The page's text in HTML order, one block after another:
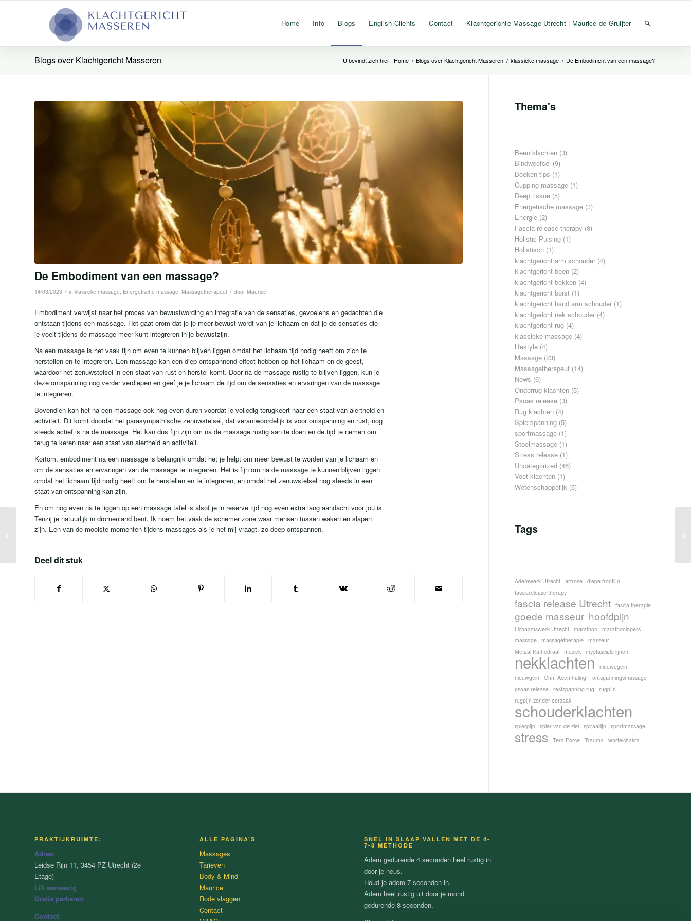
Home Info Blogs English Clients Contact Klachtgerichte Massage Utrecht | Maurice de Gruijter
Blogs over Klachtgericht Masseren U bevindt zich hier: Home / Blogs over Klachtgericht Masseren / klassieke massage / De Embodiment van een massage?
De Embodiment van een massage?
14/03/2023 / in klassieke massage Energetische massage Massagetherapeut / door Maurice
Embodiment verwijst naar het proces van bewustwording en integratie van de sensaties, gevoelens en gedachten die
ontstaan tijdens een massage. Het gaat erom dat je je meer bewust wordt van je lichaam en dat je de sensaties die
je voelt tijdens de massage meer kunt integreren in je bewustzijn.
Na een massage is het vaak fijn om even te kunnen blijven liggen omdat het lichaam tijd nodig heeft om zich te
herstellen en te integreren. Een massage kan een diep ontspannend effect hebben op het lichaam en de geest,
waardoor het zenuwstelsel in een staat van rust en herstel komt. Door na de massage rustig te blijven liggen, kun je
deze ontspanning nog verder verdiepen en geef je je lichaam de tijd om de sensaties en ervaringen van de massage
te integreren.
Bovendien kan het na een massage ook nog even duren voordat je volledig terugkeert naar een staat van alertheid en
activiteit. Dit komt doordat het parasympathische zenuwstelsel, dat verantwoordelijk is voor ontspanning en rust, nog
steeds actief is na de massage. Het kan dus fijn zijn om na de massage rustig aan te doen en de tijd te nemen om
terug te keren naar een staat van alertheid en activiteit.
Kortom, embodiment na een massage is belangrijk omdat het je helpt om meer bewust te worden van je lichaam en
om de sensaties en ervaringen van de massage te integreren. Het is fijn om na de massage te kunnen blijven liggen
omdat het lichaam tijd nodig heeft om te herstellen en te integreren, en omdat het zenuwstelsel nog steeds in een
staat van ontspanning kan zijn.
En om nog even na te liggen op een massage tafel is alsof je in reserve tijd nog even extra lang aandacht voor jou is.
Tenzij je natuurlijk in dromenland bent, Ik noem het vaak de schemer zone waar mensen tussen waken en slapen
zijn. Een van de mooiste momenten tijdens massages als je het mij vraagt. zo deep ontspannen.
Deel dit stuk
Thema's
Been klachten (3)
Bindweefsel (9)
Boeken tips (1)
Cupping massage (1)
Deep tissue (5)
Energetische massage (3)
Energie (2)
Fascia release therapy (8)
Holistic Pulsing (1)
Holistisch (1)
klachtgericht arm schouder (4)
klachtgericht been (2)
klachtgericht bekken (4)
klachtgericht borst (1)
klachtgericht hand arm schouder (1)
klachtgericht nek schouder (4)
klachtgericht rug (4)
klassieke massage (4)
lifestyle (4)
Massage (23)
Massagetherapeut (14)
News (6)
Onderrug klachten (5)
Psoas release (3)
Rug klachten (4)
Spierspanning (5)
sportmassage (1)
Stoelmassage (1)
Stress release (1)
Uncategorized (46)
Voet klachten (1)
Wetenschappelijk (5)
Tags
Ademwerk Utrecht artrose
diepe frontlijn
fasciarelease therapy
fascia release Utrecht fascia therapie
goede masseur hoofdpijn
Lichaamswerk Utrecht marathon
marathonlopers
massage
massagetherapie
masseur
Metaal Kathedraal
muziek myofasciale lijnen
nekklachten
nieuwegein
nieuwgein
Ohm Ademhaling.
ontspanningsmassage
psoas release
restspanning rug
rugpijn
rugpijn zonder oorzaak
schouderklachten
spierpijn spier van de ziel spiraallijn sportmassage
stress Tera Force Trauma wortelchakra
PRAKTIJKRUIMTE:
Adres:
Leidse Rijn 11, 3454 PZ Utrecht (2e
Etage)
Lift aanwezig
Gratis parkeren
Contact:
ALLE PAGINA’S
Massages
Tarieven
Body & Mind
Maurice
Rode vlaggen
Contact
SNEL IN SLAAP VALLEN MET DE 4-
7-8 METHODE
Adem gedurende 4 seconden heel rustig in
door je neus.
Houd je adem 7 seconden in.
Adem heel rustig uit door je mond
gedurende 8 seconden.
Wat is de duikersreflex
en hoe kan het helpen